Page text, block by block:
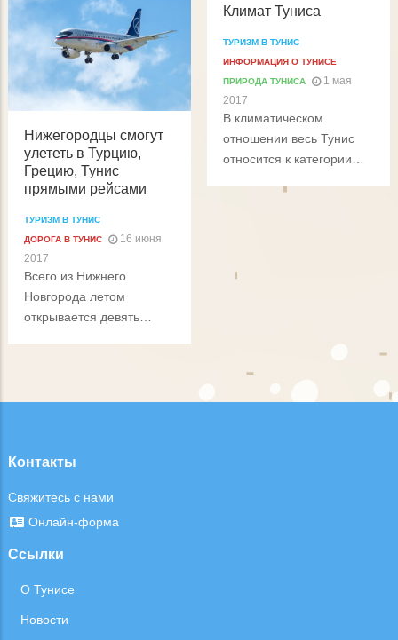
апреля авиасообщение
возобновится. Карантин
организованным
туристам не требуется,
достаточно
отрицательного ПЦР-
теста.
российских
откроется Тунис!
Нижегородцы смогут
улететь в Турцию,
Грецию, Тунис
прямыми рейсами
ТУРИЗМ В ТУНИС
ДОРОГА В ТУНИС
16 июня
2017
Всего из Нижнего
Новгорода летом
открывается девять
Климат Туниса
ТУРИЗМ В ТУНИС
ИНФОРМАЦИЯ О ТУНИСЕ
ПРИРОДА ТУНИСА
1 мая
2017
В климатическом
отношении весь Тунис
относится к категории
море и пустыня Сахара.
Контакты
Свяжитесь с нами
Онлайн-форма
Ссылки
О Тунисе
Новости